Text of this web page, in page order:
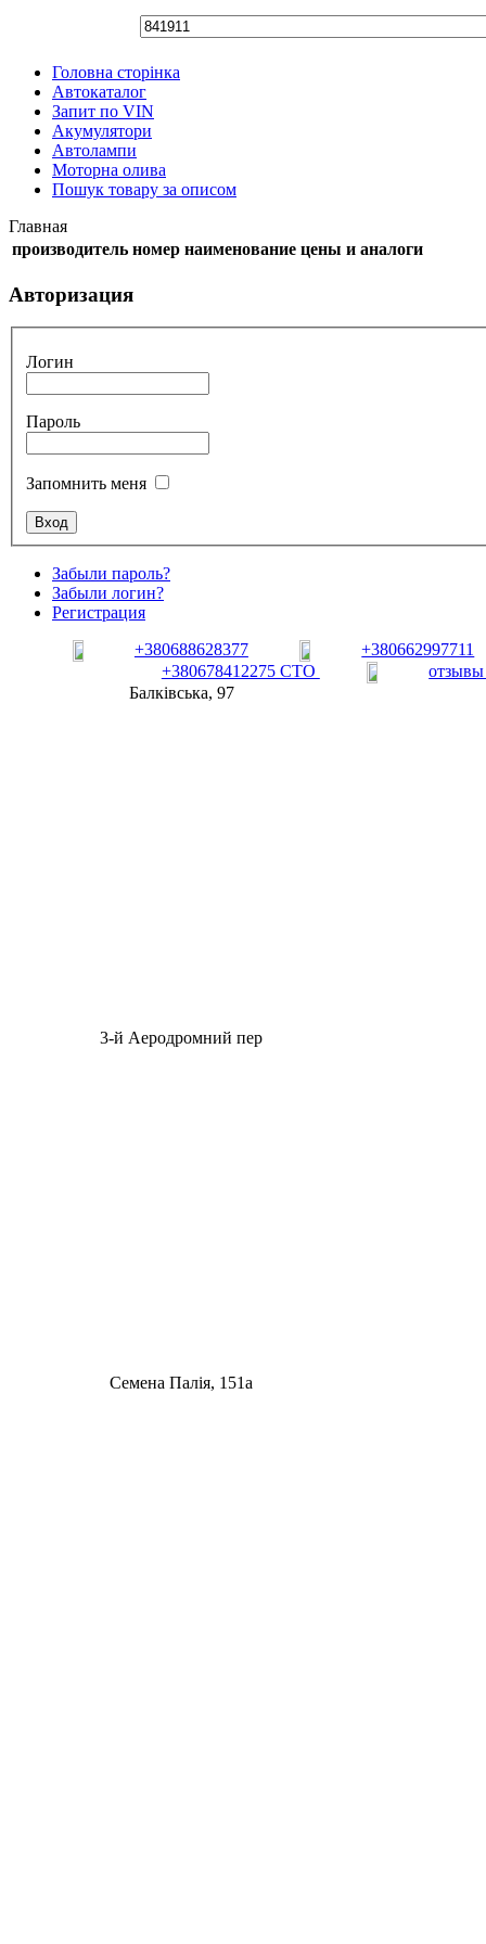
Головна сторінка
Автокаталог
Запит по VIN
Акумулятори
Автолампи
Моторна олива
Пошук товару за описом
Главная
производитель номер наименование цены и аналоги
Авторизация
Логин
Пароль
Запомнить меня
Забыли пароль?
Забыли логин?
Регистрация
+380688628377
+380662997711
+380678412275 СТО
Балківська, 97
3-й Аеродромний пер
Семена Палія, 151а